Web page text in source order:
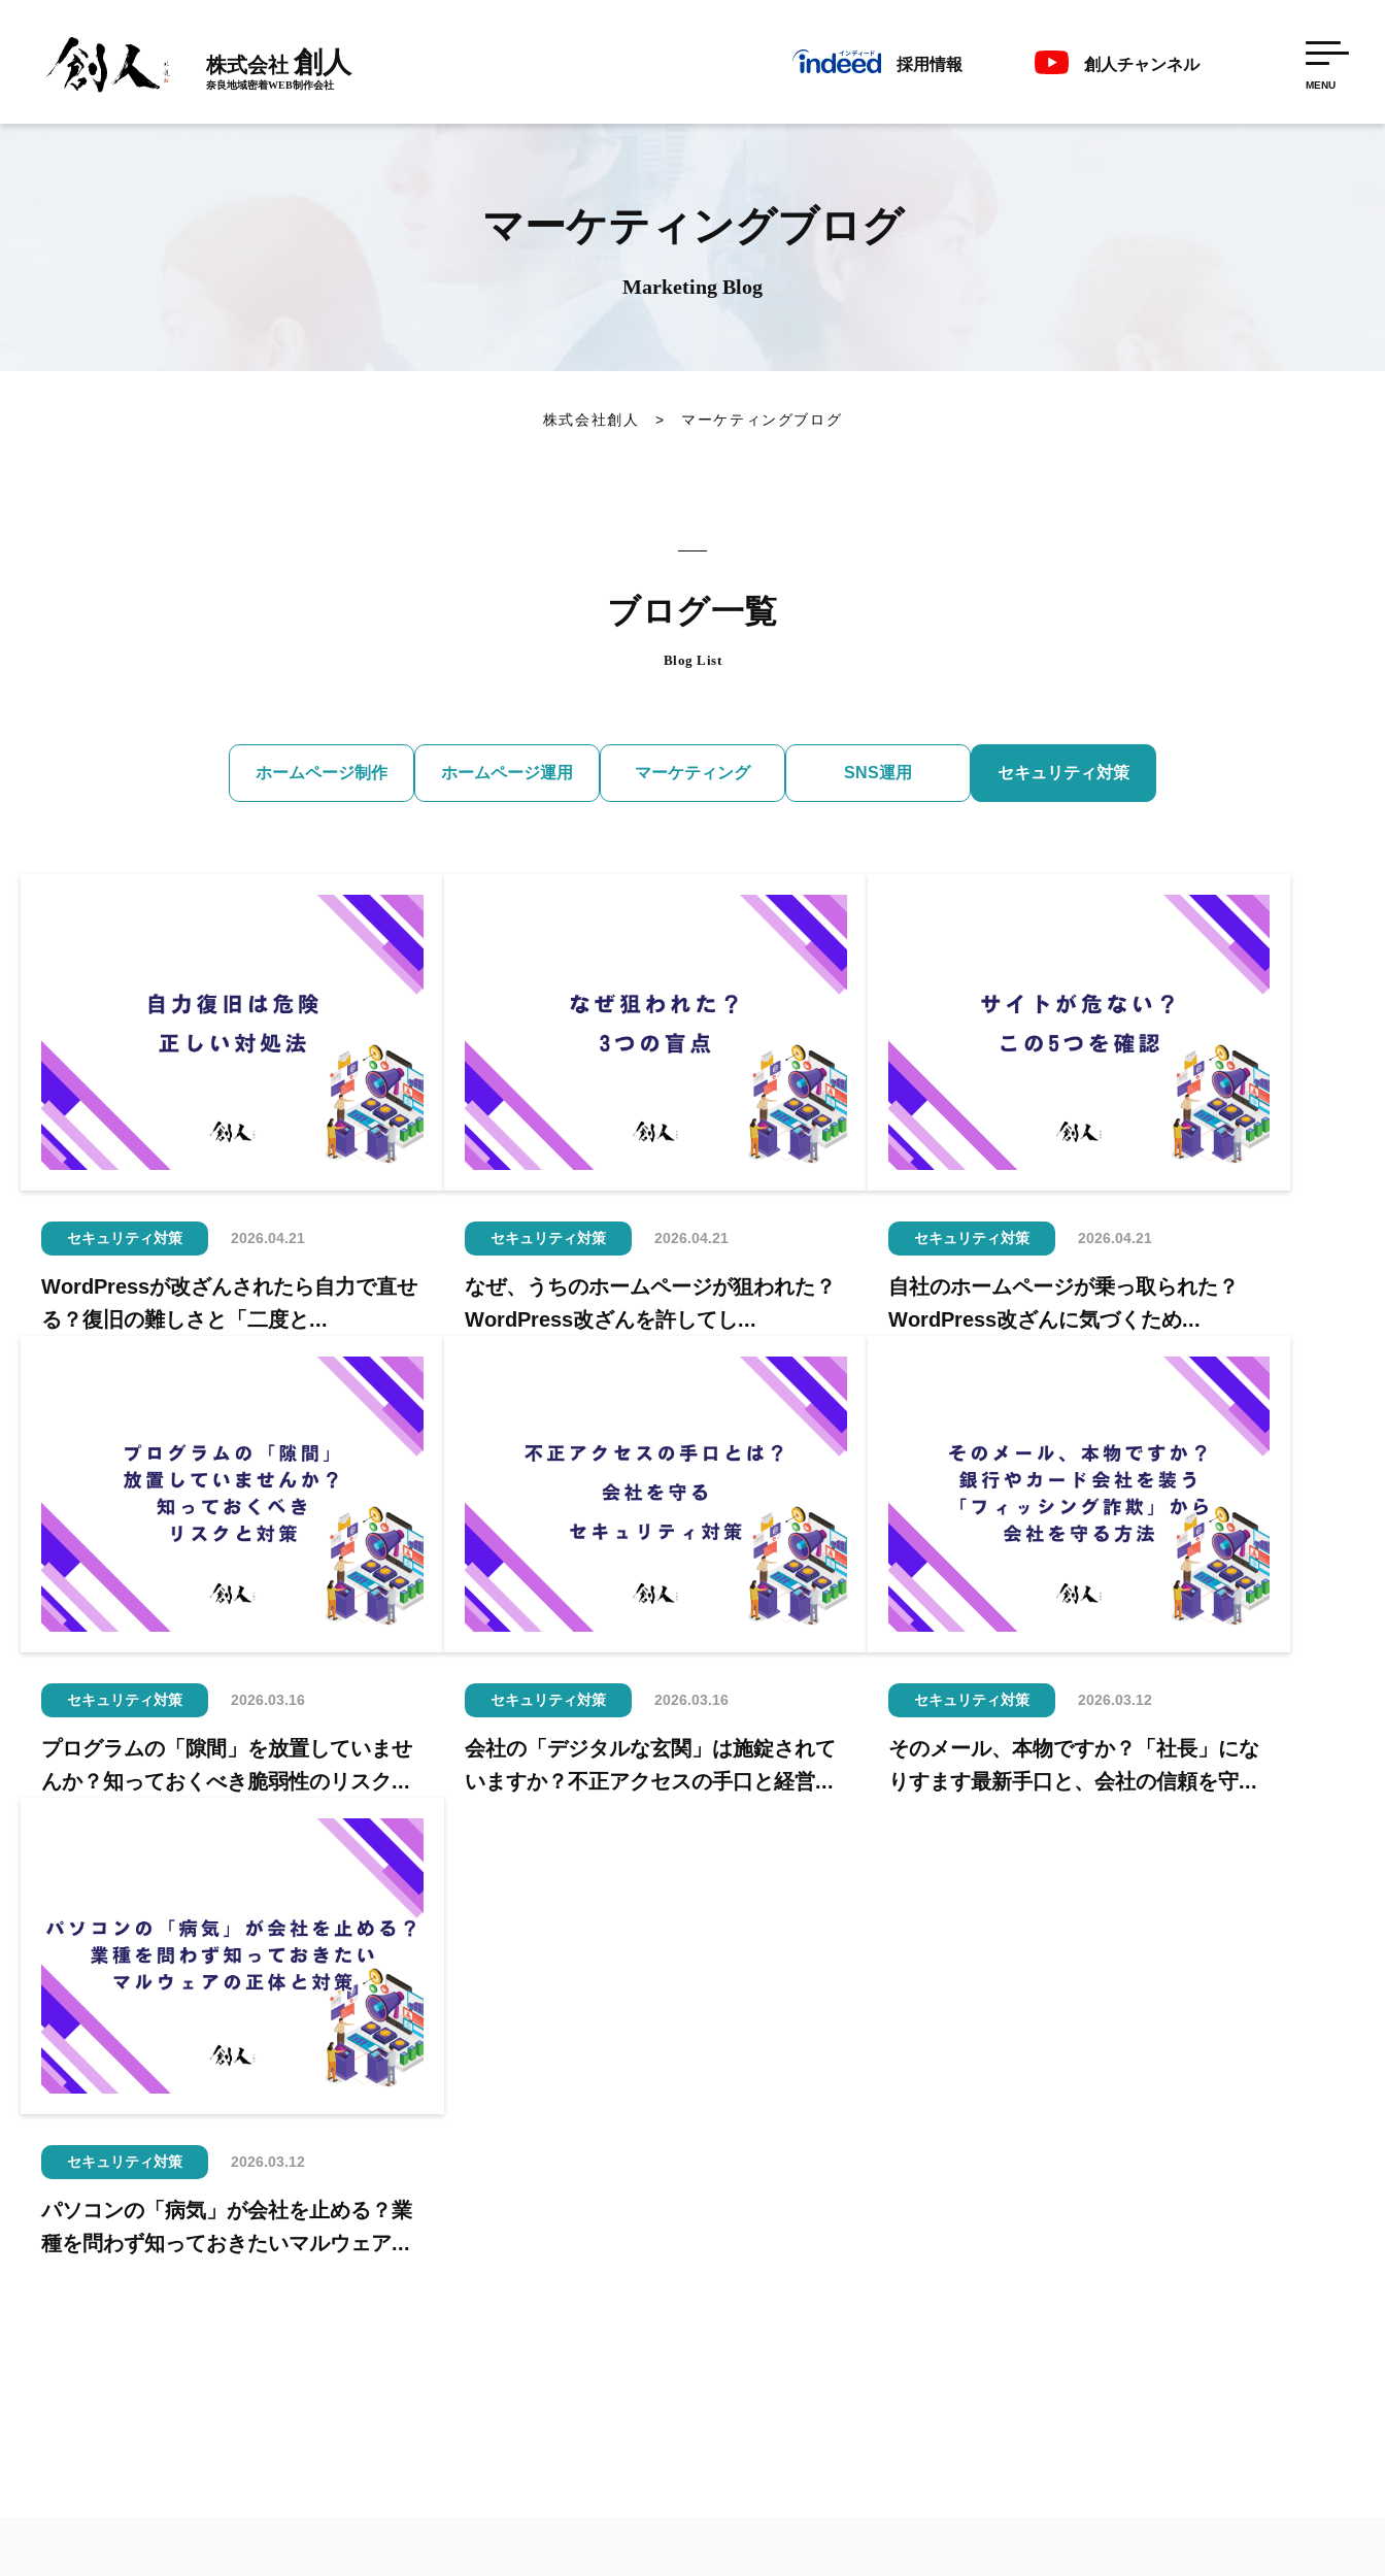
株式会社 創人
奈良地域密着WEB制作会社
採用情報 創人チャンネル
MENU
マーケティングブログ
Marketing Blog
株式会社創人 > マーケティングブログ
ブログ一覧
Blog List
ホームページ制作 ホームページ運用 マーケティング SNS運用 セキュリティ対策
セキュリティ対策 2026.04.21
WordPressが改ざんされたら自力で直せ
る？復旧の難しさと「二度と...
セキュリティ対策 2026.04.21
なぜ、うちのホームページが狙われた？
WordPress改ざんを許してし...
セキュリティ対策 2026.04.21
自社のホームページが乗っ取られた？
WordPress改ざんに気づくため...
セキュリティ対策 2026.03.16
プログラムの「隙間」を放置していませ
んか？知っておくべき脆弱性のリスク...
セキュリティ対策 2026.03.16
会社の「デジタルな玄関」は施錠されて
いますか？不正アクセスの手口と経営...
セキュリティ対策 2026.03.12
そのメール、本物ですか？「社長」にな
りすます最新手口と、会社の信頼を守...
セキュリティ対策 2026.03.12
パソコンの「病気」が会社を止める？業
種を問わず知っておきたいマルウェア...